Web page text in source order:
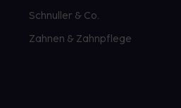
Schnuller & Co.
Zahnen & Zahnpflege